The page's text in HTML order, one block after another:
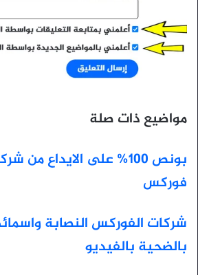
مواضيع ذات صلة
فوركس
شركات الفوركس النصابة
بالضحية بالفيديو